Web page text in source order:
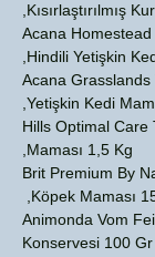
Kısırlaştırılmış
Acana
Hindili Yetişkin
Acana Grasslands
Yetişkin Kedi
Hills Optimal Care
Maması 1,5 Kg,
Brit Premium By
Köpek Maması
Animonda Vom
Konservesi 100 Gr